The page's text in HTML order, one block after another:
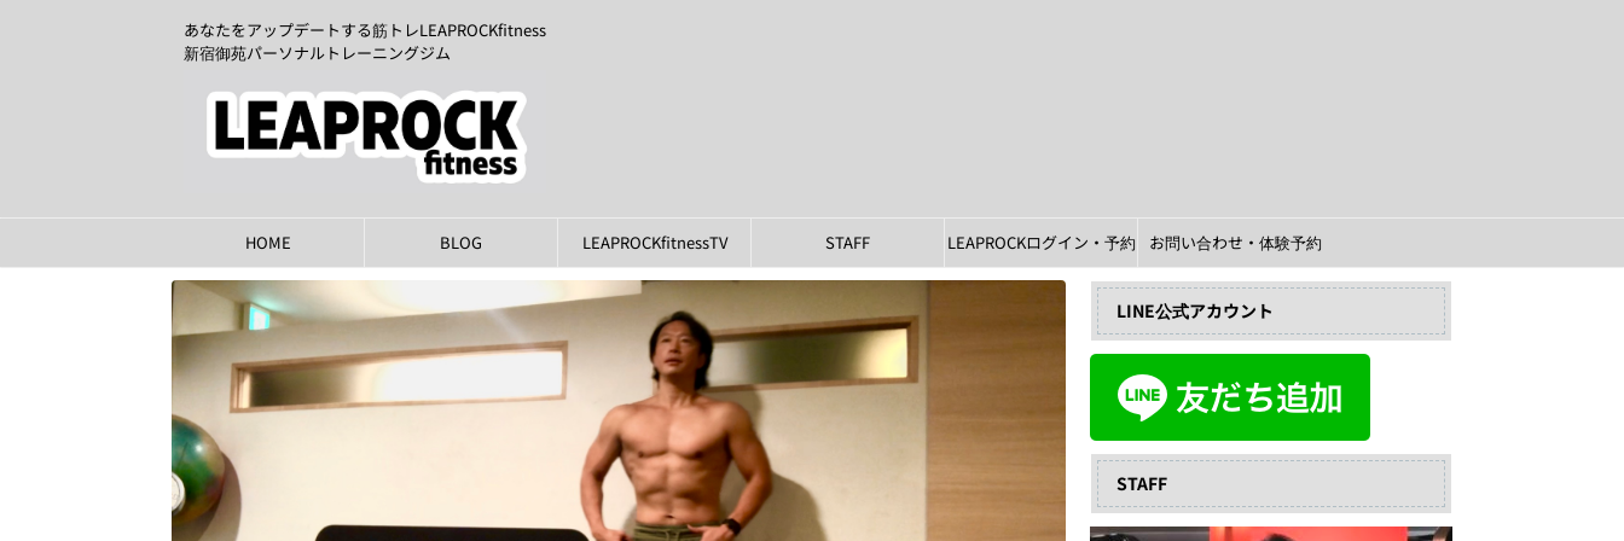
あなたをアップデートする筋トレLEAPROCKfitness
新宿御苑パーソナルトレーニングジム
HOME BLOG LEAPROCKfitnessTV STAFF LEAPROCKログイン・予約 お問い合わせ・体験予約
LINE公式アカウント
STAFF